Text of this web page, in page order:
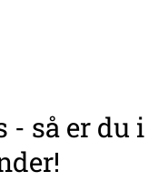
- så er du i